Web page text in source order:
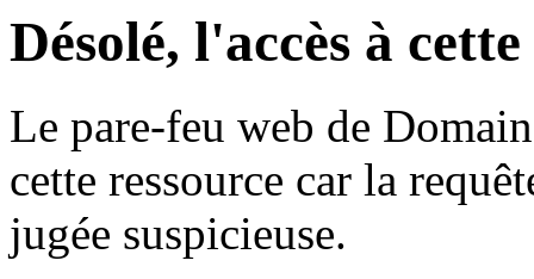
Désolé, l'accès à
Le pare-feu web de
cette ressource car la
jugée suspicieuse.